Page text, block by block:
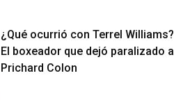
¿Qué ocurrió con Terrel Williams?
El boxeador que dejó paralizado a
Prichard Colon